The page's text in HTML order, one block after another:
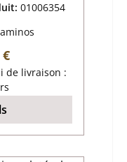
01006354
:
de livraison :